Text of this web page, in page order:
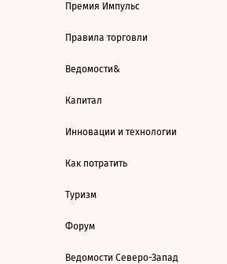
Премия Импульс
Правила торговли
Ведомости&
Капитал
Инновации и технологии
Как потратить
Туризм
Форум
Ведомости Северо-Запад